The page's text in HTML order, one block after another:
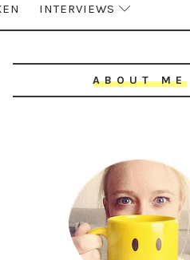
INTERVIEWS
ABOUT ME